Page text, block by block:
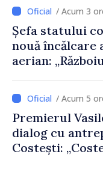
feriți de
doar astfel/ Acum 3
Șefa statului
nouă încălcare
aerian:
/ Acum 5
Premierul
dialog cu
Costești: